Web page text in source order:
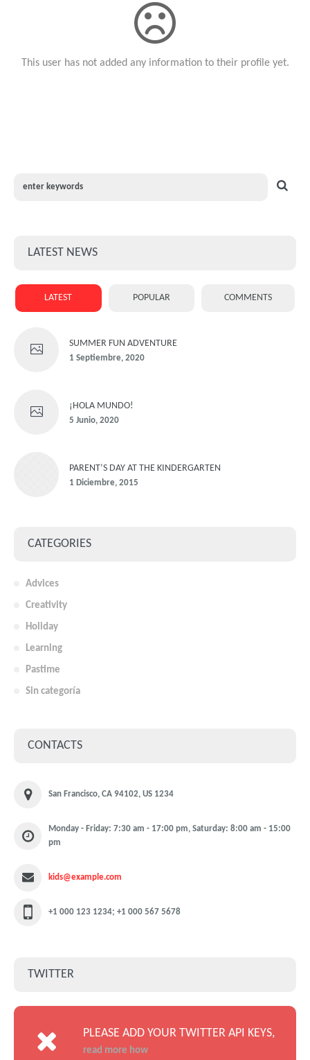
This user has not added any information to their profile yet.
LATEST NEWS
LATEST POPULAR COMMENTS
SUMMER FUN ADVENTURE
1 Septiembre, 2020
¡HOLA MUNDO!
5 Junio, 2020
PARENT’S DAY AT THE KINDERGARTEN
1 Diciembre, 2015
CATEGORIES
Advices
Creativity
Holiday
Learning
Pastime
Sin categoría
CONTACTS
San Francisco, CA 94102, US 1234
Monday - Friday: 7:30 am - 17:00 pm, Saturday: 8:00 am - 15:00
pm
kids@example.com
+1 000 123 1234; +1 000 567 5678
TWITTER
PLEASE ADD YOUR TWITTER API KEYS,
read more how